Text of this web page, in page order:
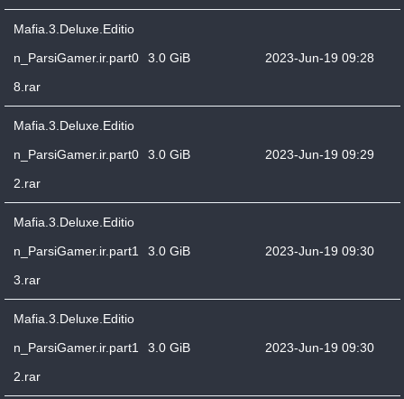
Mafia.3.Deluxe.Editio
n_ParsiGamer.ir.part0
8.rar
3.0 GiB 2023-Jun-19 09:28
Mafia.3.Deluxe.Editio
n_ParsiGamer.ir.part0
2.rar
3.0 GiB 2023-Jun-19 09:29
Mafia.3.Deluxe.Editio
n_ParsiGamer.ir.part1
3.rar
3.0 GiB 2023-Jun-19 09:30
Mafia.3.Deluxe.Editio
n_ParsiGamer.ir.part1
2.rar
3.0 GiB 2023-Jun-19 09:30